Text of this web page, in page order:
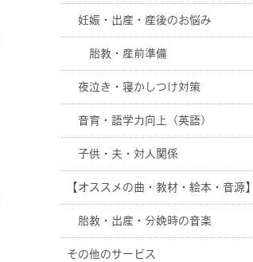
妊娠・出産・産後のお悩み
胎教・産前準備
夜泣き・寝かしつけ対策
音育・語学力向上（英語）
子供・夫・対人関係
【オススメの曲・教材・絵本・音源】
胎教・出産・分娩時の音楽
その他のサービス